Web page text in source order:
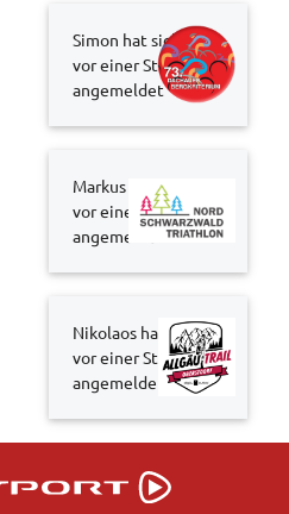
Simon hat sich
vor einer Stunde
angemeldet
Markus hat sich
vor einer Stunde
angemeldet
Nikolaos hat sich
vor einer Stunde
angemeldet